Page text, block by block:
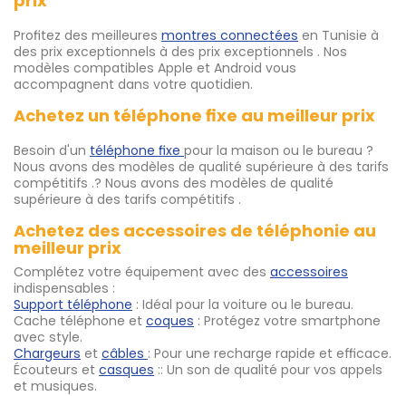
Profitez des meilleures montres connectées en Tunisie à
des prix exceptionnels à des prix exceptionnels . Nos
modèles compatibles Apple et Android vous
accompagnent dans votre quotidien.
Achetez un téléphone fixe au meilleur prix
Besoin d'un téléphone fixe pour la maison ou le bureau ?
Nous avons des modèles de qualité supérieure à des tarifs
compétitifs .? Nous avons des modèles de qualité
supérieure à des tarifs compétitifs .
Achetez des accessoires de téléphonie au
meilleur prix
Complétez votre équipement avec des accessoires
indispensables :
Support téléphone : Idéal pour la voiture ou le bureau.
Cache téléphone et coques : Protégez votre smartphone
avec style.
Chargeurs et câbles : Pour une recharge rapide et efficace.
Écouteurs et casques :: Un son de qualité pour vos appels
et musiques.